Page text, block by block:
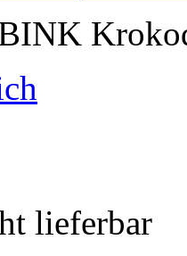
lieferbar